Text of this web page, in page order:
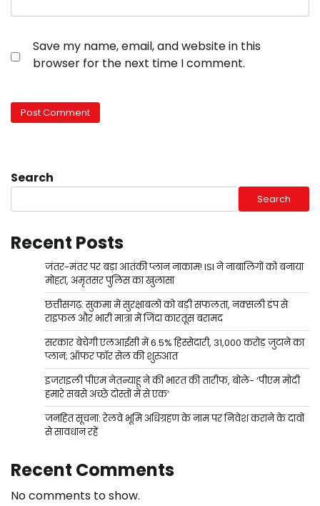
Save my name, email, and website in this
browser for the next time I comment.
Search
Search
Recent Posts
जंतर-मंतर पर बड़ा आतंकी प्लान नाकाम! ISI ने नाबालिगों को बनाया
मोहरा, अमृतसर पुलिस का खुलासा
छत्तीसगढ़: सुकमा में सुरक्षाबलों को बड़ी सफलता, नक्सली डंप से
राइफल और भारी मात्रा में जिंदा कारतूस बरामद
सरकार बेचेगी एलआईसी में 6.5% हिस्सेदारी, 31,000 करोड़ जुटाने का
प्लान; ऑफर फॉर सेल की शुरुआत
इजराइली पीएम नेतन्याहू ने की भारत की तारीफ, बोले- ‘पीएम मोदी
हमारे सबसे अच्छे दोस्तों में से एक’
जनहित सूचना: रेलवे भूमि अधिग्रहण के नाम पर निवेश कराने के दावों
से सावधान रहें
Recent Comments
No comments to show.